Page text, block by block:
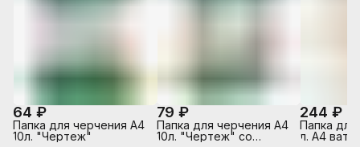
64 ₽
Папка для черчения А4
10л. "Чертеж"
79 ₽
Папка для черчения А4
10л. "Чертеж" со
244 ₽
Папка
л. А4